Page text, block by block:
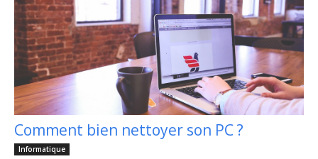
Comment bien nettoyer son PC ?
Informatique